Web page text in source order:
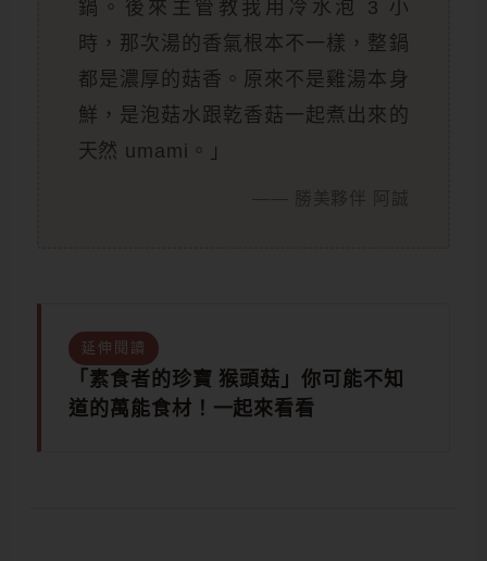
鍋。後來主管教我用冷水泡 3 小
時，那次湯的香氣根本不一樣，整鍋
都是濃厚的菇香。原來不是雞湯本身
鮮，是泡菇水跟乾香菇一起煮出來的
天然 umami。」
—— 勝美夥伴 阿誠
延伸閱讀
「素食者的珍寶 猴頭菇」你可能不知
道的萬能食材！一起來看看